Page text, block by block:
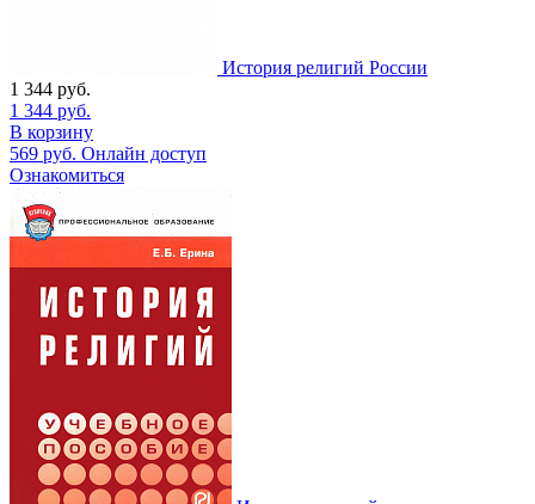
История религий России
1 344 руб.
1 344 руб.
В корзину
569 руб. Онлайн доступ
Ознакомиться